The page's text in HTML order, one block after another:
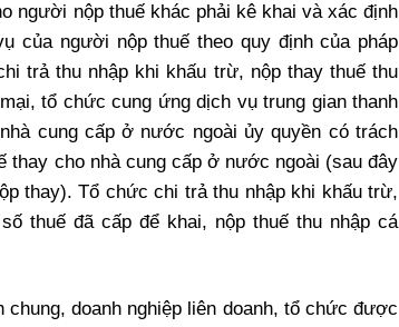
người nộp thuế khác phải kê khai và xác định
của người nộp thuế theo quy định của pháp
trả thu nhập khi khấu trừ, nộp thay thuế thu
tổ chức cung ứng dịch vụ trung gian thanh
cung cấp ở nước ngoài ủy quyền có trách
thay cho nhà cung cấp ở nước ngoài (sau đây
thay). Tổ chức chi trả thu nhập khi khấu trừ,
thuế đã cấp để khai, nộp thuế thu nhập cá
chung, doanh nghiệp liên doanh, tổ chức được